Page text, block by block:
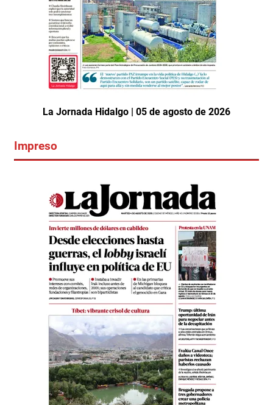
La Jornada Hidalgo | 05 de agosto de 2026
Impreso